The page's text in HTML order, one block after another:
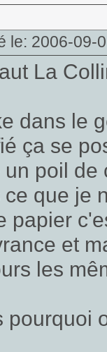
le: 2006-09-
La
dans le
ça se
un poil de
ce que je
papier
et
les
pourquoi